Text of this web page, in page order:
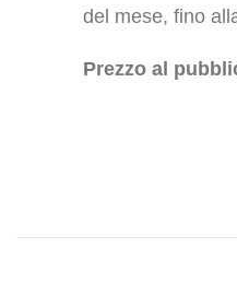
del mese, fino
Prezzo al